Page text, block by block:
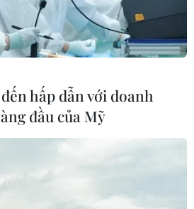
học sinh không
thu, ép buộc
công bố
từ năm học
hấp dẫn với doanh
đầu của Mỹ